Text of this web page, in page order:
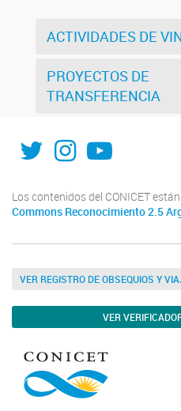
ACTIVIDADES DE
PROYECTOS DE
TRANSFERENCIA
X Instagram
Youtube
Los contenidos del CONICET
Commons Reconocimiento 2.5
VER REGISTRO DE OBSEQUIOS Y
VER